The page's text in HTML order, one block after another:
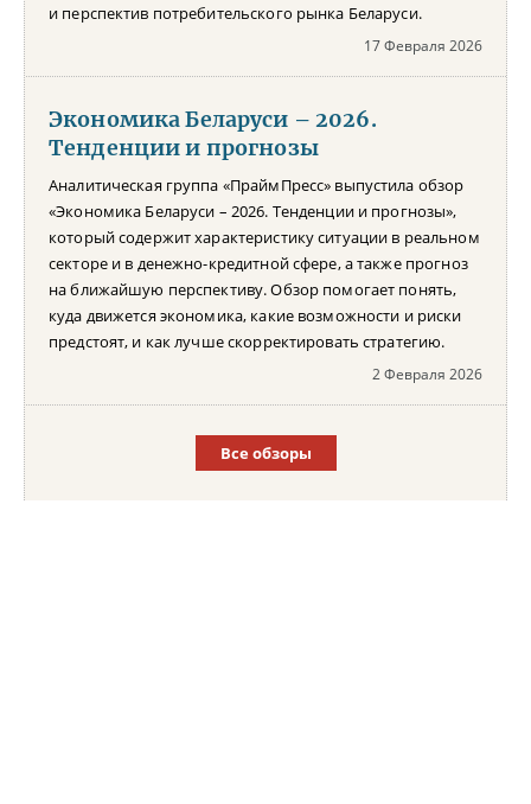
и перспектив потребительского рынка Беларуси.
17 Февраля 2026
Экономика Беларуси – 2026.
Тенденции и прогнозы
Аналитическая группа «ПраймПресс» выпустила обзор
«Экономика Беларуси – 2026. Тенденции и прогнозы»,
который содержит характеристику ситуации в реальном
секторе и в денежно-кредитной сфере, а также прогноз
на ближайшую перспективу. Обзор помогает понять,
куда движется экономика, какие возможности и риски
предстоят, и как лучше скорректировать стратегию.
2 Февраля 2026
Все обзоры